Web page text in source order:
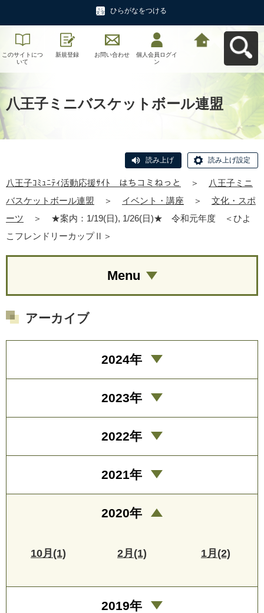
ひらがなをつける
このサイトにつ
いて
新規登録 お問い合わせ
個人会員ログイ
ン
八王子ミニバスケットボール連盟
読み上げ 読み上げ設定
八王子ｺﾐｭﾆﾃｨ活動応援ｻｲﾄ はちコミねっと ＞
八王子ミニ
バスケットボール連盟
＞ イベント・講座 ＞
文化・スポ
ーツ
＞
★案内：1/19(日), 1/26(日)★ 令和元年度 ＜ひよ
こフレンドリーカップⅡ＞
Menu
アーカイブ
2024年
2023年
2022年
2021年
2020年
10月(1) 2月(1) 1月(2)
2019年